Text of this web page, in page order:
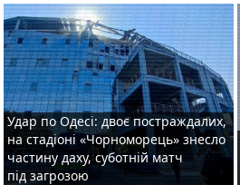
Удар по Одесі: двоє постраждалих,
на стадіоні «Чорноморець» знесло
частину даху, суботній матч
під загрозою